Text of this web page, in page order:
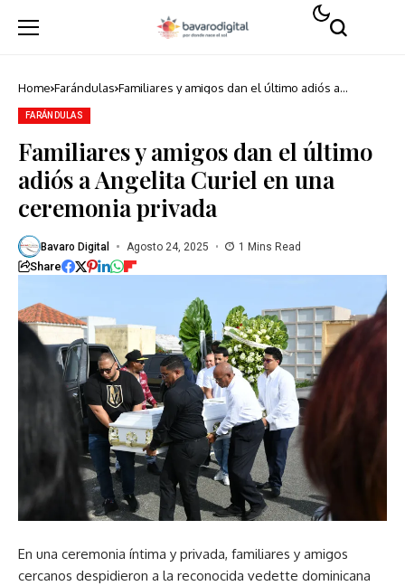
Home Farándulas Familiares y amigos dan el último adiós a
FARÁNDULAS
Familiares y amigos dan el último
adiós a Angelita Curiel en una
ceremonia privada
Bavaro Digital Agosto 24, 2025 1 Mins Read
Share
En una ceremonia íntima y privada, familiares y amigos
cercanos despidieron a la reconocida vedette dominicana